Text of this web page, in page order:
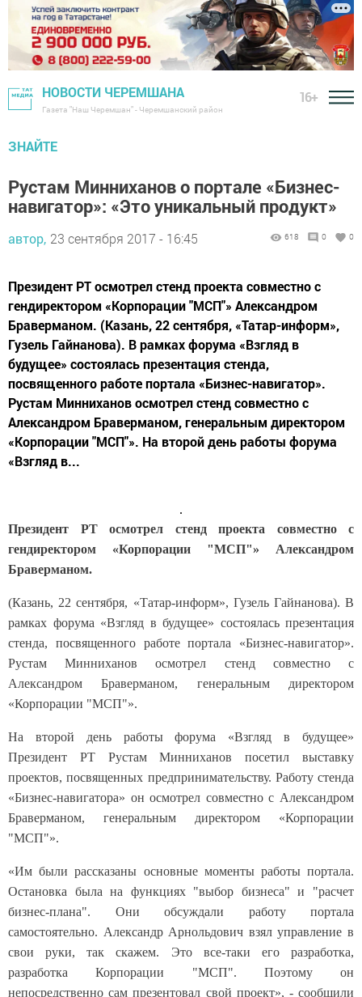
НОВОСТИ ЧЕРЕМШАНА
Газета "Наш Черемшан" - Черемшанский район
16+
ЗНАЙТЕ
Рустам Минниханов о портале «Бизнес-
навигатор»: «Это уникальный продукт»
автор, 23 сентября 2017 - 16:45 618 0 0
Президент РТ осмотрел стенд проекта совместно с
гендиректором «Корпорации "МСП"» Александром
Браверманом. (Казань, 22 сентября, «Татар-информ»,
Гузель Гайнанова). В рамках форума «Взгляд в
будущее» состоялась презентация стенда,
посвященного работе портала «Бизнес-навигатор».
Рустам Минниханов осмотрел стенд совместно с
Александром Браверманом, генеральным директором
«Корпорации "МСП"». На второй день работы форума
«Взгляд в...
Президент РТ осмотрел стенд проекта совместно с
гендиректором «Корпорации "МСП"» Александром
Браверманом.
(Казань, 22 сентября, «Татар-информ», Гузель Гайнанова). В
рамках форума «Взгляд в будущее» состоялась презентация
стенда, посвященного работе портала «Бизнес-навигатор».
Рустам Минниханов осмотрел стенд совместно с
Александром Браверманом, генеральным директором
«Корпорации "МСП"».
На второй день работы форума «Взгляд в будущее»
Президент РТ Рустам Минниханов посетил выставку
проектов, посвященных предпринимательству. Работу стенда
«Бизнес-навигатора» он осмотрел совместно с Александром
Браверманом, генеральным директором «Корпорации
"МСП"».
«Им были рассказаны основные моменты работы портала.
Остановка была на функциях "выбор бизнеса" и "расчет
бизнес-плана". Они обсуждали работу портала
самостоятельно. Александр Арнольдович взял управление в
свои руки, так скажем. Это все-таки его разработка,
разработка Корпорации "МСП". Поэтому он
непосредственно сам презентовал свой проект», - сообщили